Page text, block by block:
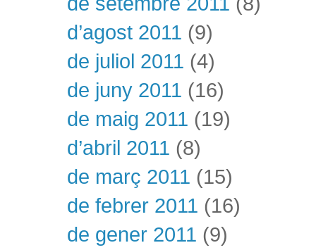
d’agost 2011 (9)
de juliol 2011 (4)
de juny 2011 (16)
de maig 2011 (19)
d’abril 2011 (8)
de març 2011 (15)
de febrer 2011 (16)
de gener 2011 (9)